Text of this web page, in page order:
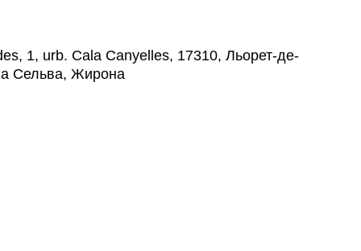
1, urb. Cala Canyelles, 17310, Льорет-де-
Сельва, Жирона